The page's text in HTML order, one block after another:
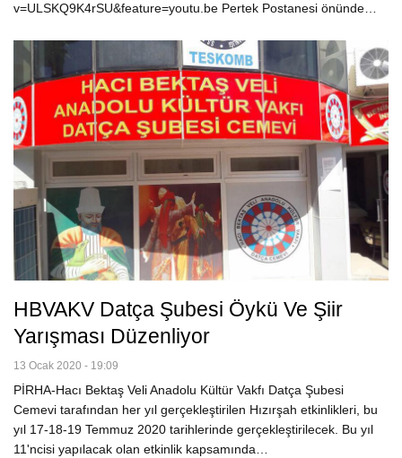
v=ULSKQ9K4rSU&feature=youtu.be Pertek Postanesi önünde…
HBVAKV Datça Şubesi Öykü Ve Şiir
Yarışması Düzenliyor
13 Ocak 2020 - 19:09
PİRHA-Hacı Bektaş Veli Anadolu Kültür Vakfı Datça Şubesi
Cemevi tarafından her yıl gerçekleştirilen Hızırşah etkinlikleri, bu
yıl 17-18-19 Temmuz 2020 tarihlerinde gerçekleştirilecek. Bu yıl
11'ncisi yapılacak olan etkinlik kapsamında…